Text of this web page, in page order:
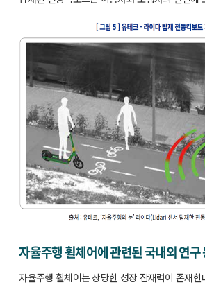
자율주행 휠체어에 관련된 국내외 연구
자율주행 휠체어는 상당한 성장 잠재력이 존재